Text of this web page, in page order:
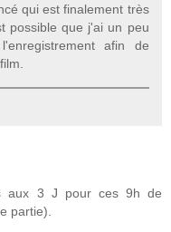
qui est finalement très
possible que j'ai un peu
afin de
aux 3 J pour ces 9h de
partie).